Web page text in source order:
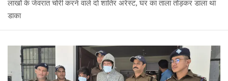
लाखों के जेवरात चोरी करने वाले दो शातिर अरेस्ट, घर का ताला तोड़कर डाला था
डाका